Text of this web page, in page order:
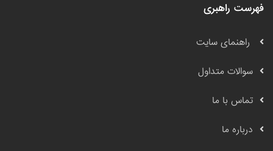
فهرست راهبری
راهنمای سایت
سوالات متداول
تماس با ما
درباره ما